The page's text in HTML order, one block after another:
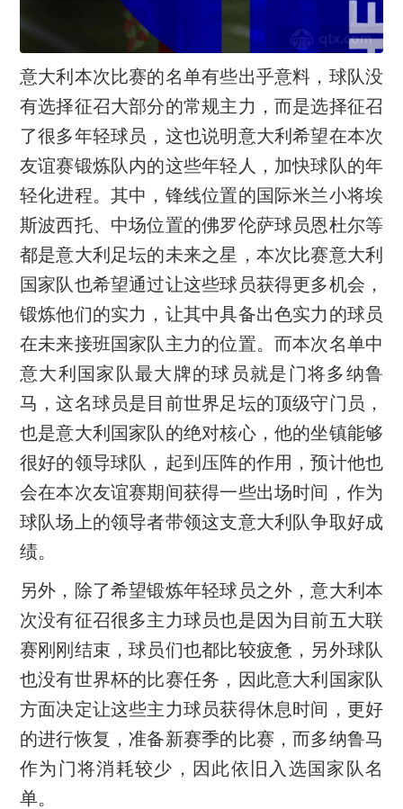
意大利本次比赛的名单有些出乎意料，球队没
有选择征召大部分的常规主力，而是选择征召
了很多年轻球员，这也说明意大利希望在本次
友谊赛锻炼队内的这些年轻人，加快球队的年
轻化进程。其中，锋线位置的国际米兰小将埃
斯波西托、中场位置的佛罗伦萨球员恩杜尔等
都是意大利足坛的未来之星，本次比赛意大利
国家队也希望通过让这些球员获得更多机会，
锻炼他们的实力，让其中具备出色实力的球员
在未来接班国家队主力的位置。而本次名单中
意大利国家队最大牌的球员就是门将多纳鲁
马，这名球员是目前世界足坛的顶级守门员，
也是意大利国家队的绝对核心，他的坐镇能够
很好的领导球队，起到压阵的作用，预计他也
会在本次友谊赛期间获得一些出场时间，作为
球队场上的领导者带领这支意大利队争取好成
绩。
另外，除了希望锻炼年轻球员之外，意大利本
次没有征召很多主力球员也是因为目前五大联
赛刚刚结束，球员们也都比较疲惫，另外球队
也没有世界杯的比赛任务，因此意大利国家队
方面决定让这些主力球员获得休息时间，更好
的进行恢复，准备新赛季的比赛，而多纳鲁马
作为门将消耗较少，因此依旧入选国家队名
单。